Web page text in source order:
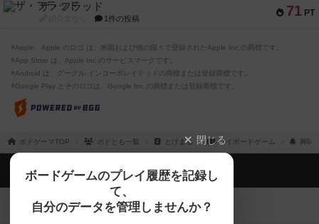
71 PT
ザ・フラッド
1件の投稿
※Apple、Apple のロゴ は、米国および他の国々で登録されたApple Inc.の商標です。
※App Store は、Apple Inc.のサービスマークです。
※Android は、グーグル インコーポレイテッドの商標または登録商標です。
※Google Play とそのロゴは、Google Inc.の商標または登録商標です。
ボドゲーマTOP ボドとも一覧 とげまる マイボードゲーム 興味
閉じる
ボードゲームのプレイ履歴を記録し
て、
自分のデータを管理しませんか？
ボドゲーマTOP
ボードゲームを検索する